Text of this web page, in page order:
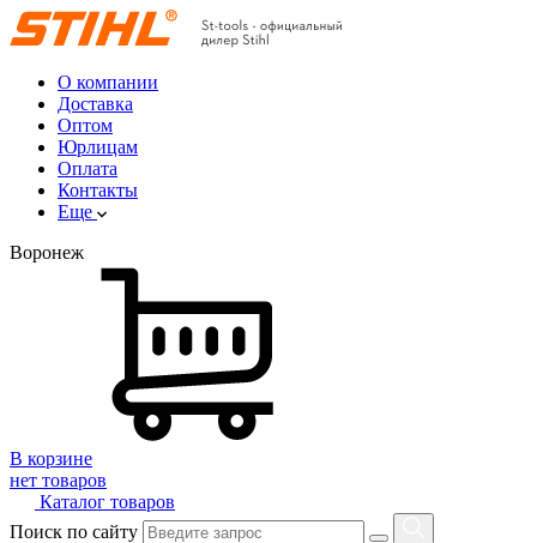
О компании
Доставка
Оптом
Юрлицам
Оплата
Контакты
Еще
Воронеж
В корзине
нет товаров
Каталог товаров
Поиск по сайту